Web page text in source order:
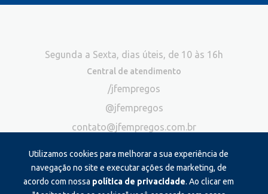
Utilizamos cookies para melhorar a sua experiência de
navegação no site e executar ações de marketing, de
acordo com nossa política de privacidade. Ao clicar em
Segunda a Sexta, dias úteis, de 10 às 16h
Central de atendimento
/jfempregos
@jfempregos
contato@jfempregos.com.br
Publicidade
*Exclusivo para atendimento via chat. Não atendemos ligações neste